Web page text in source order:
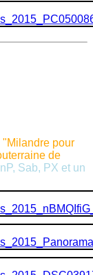
"Milandre pour
de
Sab, PX et un